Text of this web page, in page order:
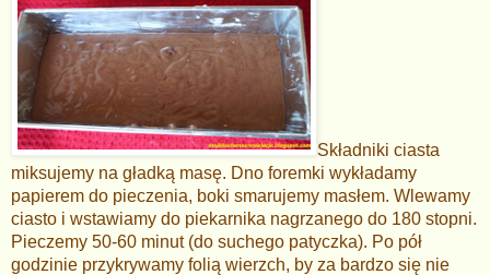
Składniki ciasta
miksujemy na gładką masę. Dno foremki wykładamy
papierem do pieczenia, boki smarujemy masłem. Wlewamy
ciasto i wstawiamy do piekarnika nagrzanego do 180 stopni.
Pieczemy 50-60 minut (do suchego patyczka). Po pół
godzinie przykrywamy folią wierzch, by za bardzo się nie